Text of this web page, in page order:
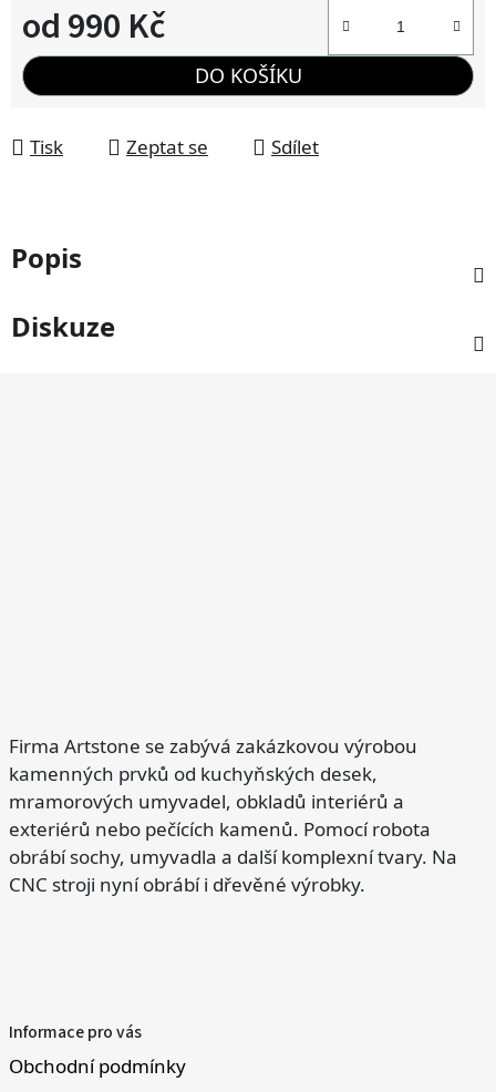
od990 Kč
Měrná cena:
DO KOŠÍKU
Tisk Zeptat se Sdílet
Popis
Diskuze
Firma Artstone se zabývá zakázkovou výrobou
kamenných prvků od kuchyňských desek,
mramorových umyvadel, obkladů interiérů a
exteriérů nebo pečících kamenů. Pomocí robota
obrábí sochy, umyvadla a další komplexní tvary. Na
CNC stroji nyní obrábí i dřevěné výrobky.
Informace pro vás
Obchodní podmínky